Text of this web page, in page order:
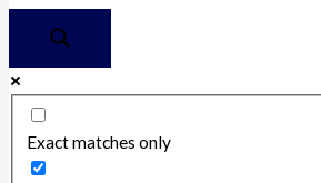
Exact matches only